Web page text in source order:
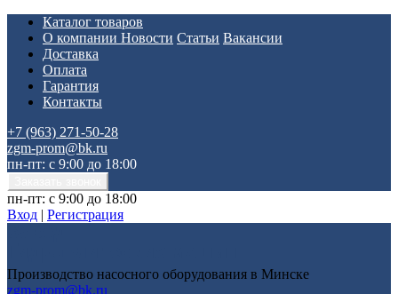
Каталог товаров
О компании Новости Статьи Вакансии
Доставка
Оплата
Гарантия
Контакты
+7 (963) 271-50-28
zgm-prom@bk.ru
пн-пт: с 9:00 до 18:00
пн-пт: с 9:00 до 18:00
Вход | Регистрация
Производство насосного оборудования в Минске
zgm-prom@bk.ru